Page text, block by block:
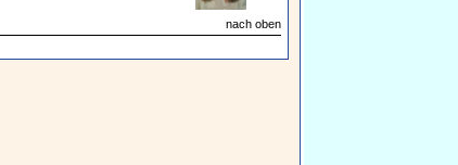
nach oben